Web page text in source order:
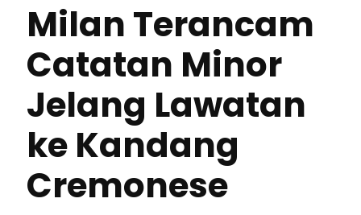
Milan Terancam
Catatan Minor
Jelang Lawatan
ke Kandang
Cremonese